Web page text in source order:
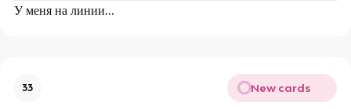
У меня на линии…
33 New cards